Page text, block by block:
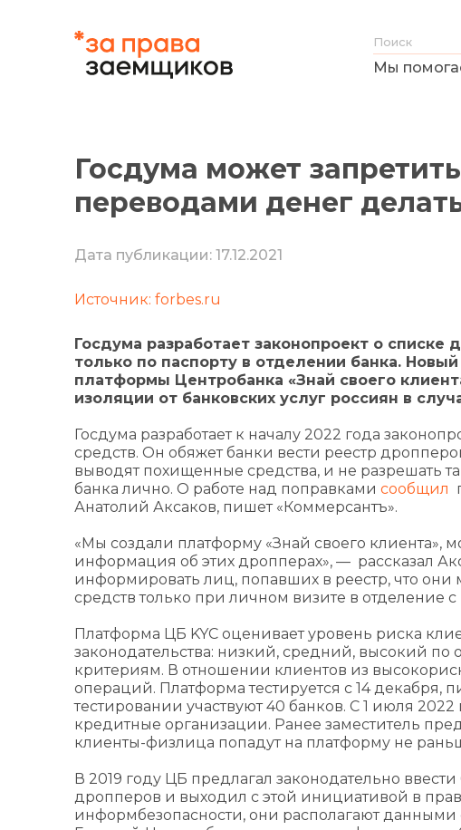
Мы
Госдума может
переводами денег
Дата публикации: 17.12.2021
Источник: forbes.ru
Госдума разработает законопроект о
только по паспорту в отделении банка.
платформы Центробанка «Знай своего
изоляции от банковских услуг россиян в
Госдума разработает к началу 2022 года
средств. Он обяжет банки вести реестр
выводят похищенные средства, и не разрешать
банка лично. О работе над поправками сообщил
Анатолий Аксаков, пишет «Коммерсантъ».
«Мы создали платформу «Знай своего клиента»,
информация об этих дропперах», — рассказал
информировать лиц, попавших в реестр, что
средств только при личном визите в отделение с
Платформа ЦБ KYC оценивает уровень риска
законодательства: низкий, средний, высокий
критериям. В отношении клиентов из
операций. Платформа тестируется с 14 декабря,
тестировании участвуют 40 банков. С 1 июля
кредитные организации. Ранее заместитель
клиенты-физлица попадут на платформу не
В 2019 году ЦБ предлагал законодательно
дропперов и выходил с этой инициативой в
информбезопасности, они располагают